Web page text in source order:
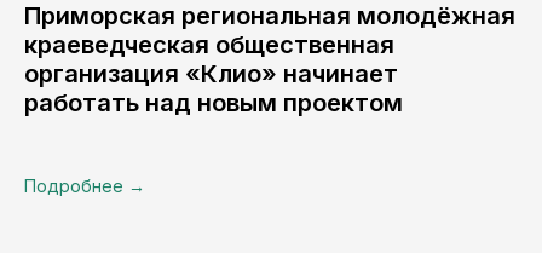
Приморская региональная молодёжная
краеведческая общественная
организация «Клио» начинает
работать над новым проектом
Подробнее →